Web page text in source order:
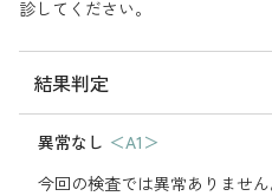
診してください。
結果判定
異常なし ＜A1＞
今回の検査では異常ありませ